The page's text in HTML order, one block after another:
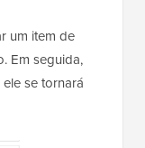
um item de
Em seguida,
se tornará